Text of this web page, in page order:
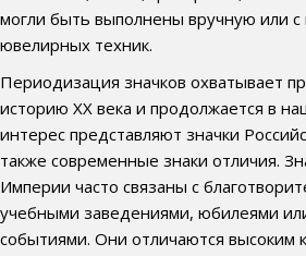
могли быть выполнены вручную или
ювелирных техник.
Периодизация значков охватывает
историю ХХ века и продолжается в
интерес представляют значки
также современные знаки отличия.
Империи часто связаны с
учебными заведениями, юбилеями
событиями. Они отличаются высоким